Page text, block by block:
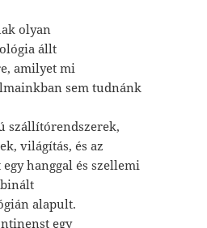
olyan
állt
amilyet mi
sem tudnánk
szállítórendszerek,
világítás, és az
egy hanggal és szellemi
alapult.
egy